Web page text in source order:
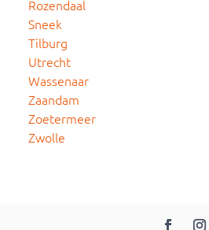
Rozendaal
Sneek
Tilburg
Utrecht
Wassenaar
Zaandam
Zoetermeer
Zwolle